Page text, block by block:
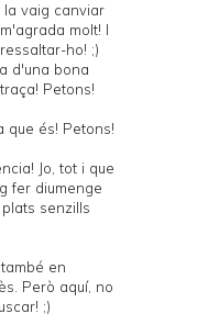
la vaig canviar
molt! I
ho! ;)
d'una bona
Petons!
que és! Petons!
Jo, tot i que
fer diumenge
senzills
en
Però aquí, no
;)